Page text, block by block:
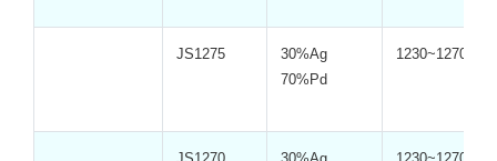
JS1275
30%Ag
70%Pd
1230~1270℃